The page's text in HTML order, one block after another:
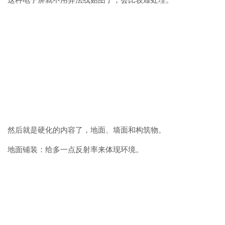
然后就是硬化的内容了，地面、墙面和构筑物。
地面铺装：给多一点反射率来体现环境。